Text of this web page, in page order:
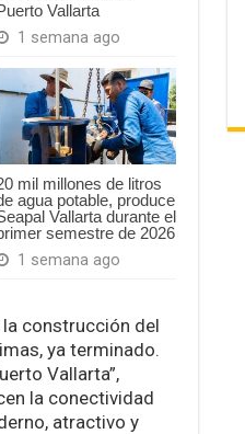
Vallarta
1 semana ago
mil millones de litros
agua potable, produce
Vallarta durante el
semestre de 2026
1 semana ago
la construcción del
ya terminado.
Vallarta”,
la conectividad
atractivo y